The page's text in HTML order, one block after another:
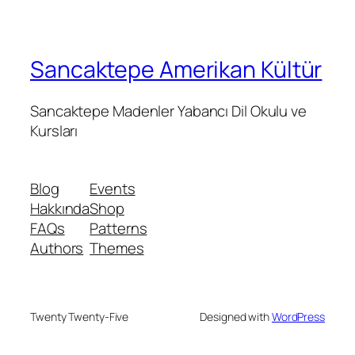
Sancaktepe Amerikan Kültür
Sancaktepe Madenler Yabancı Dil Okulu ve
Kursları
Blog
Hakkında
FAQs
Authors
Events
Shop
Patterns
Themes
Twenty Twenty-Five Designed withWordPress